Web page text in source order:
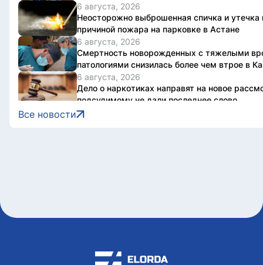
6 августа, 2026
Неосторожно выброшенная спичка и утечка
причиной пожара на парковке в Астане
6 августа, 2026
Смертность новорожденных с тяжелыми
патологиями снизилась более чем втрое в
6 августа, 2026
Дело о наркотиках направят на новое
подсудимому не дали последнее слово
6 августа, 2026
В Астане 9 августа перекроют ряд дорог
Jüregımnıñ Jenımpazy
Все новости